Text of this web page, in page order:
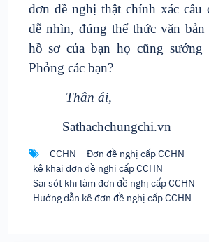
đơn đề nghị thật chính xác câu
dễ nhìn, đúng thể thức văn
hồ sơ của bạn họ cũng sướng
Phỏng các bạn?
Thân ái,
Sathachchungchi.vn
CCHN
Đơn đề nghị cấp CCHN
kê khai đơn đề nghị cấp CCHN
Sai sót khi làm đơn đề nghị cấp CCHN
Hướng dẫn kê đơn đề nghị cấp CCHN